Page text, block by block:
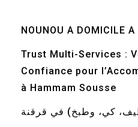
NOUNOU A DOMICILE
Trust Multi-Services :
Confiance pour
à Hammam Sousse
كي، وطبخ) في قرقنة